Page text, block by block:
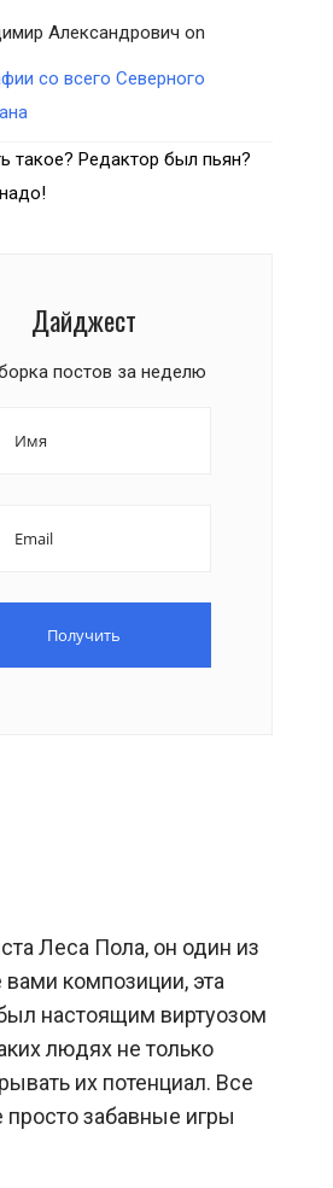
Александрович on
со всего Северного
такое? Редактор был пьян?
Дайджест
постов за неделю
Леса Пола, он один из
композиции, эта
настоящим виртуозом
людях не только
их потенциал. Все
забавные игры